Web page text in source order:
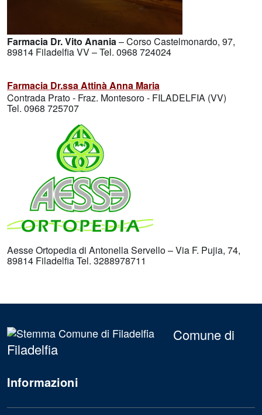
Farmacia Dr. Vito Anania– Corso Castelmonardo, 97,
89814 Filadelfia VV – Tel. 0968 724024
Farmacia Dr.ssa Attinà Anna Maria
Contrada Prato - Fraz. Montesoro - FILADELFIA (VV)
Tel. 0968 725707
Aesse Ortopedia di Antonella Servello – Via F. Pujia, 74,
89814 Filadelfia Tel. 3288978711
Comune di
Filadelfia
Informazioni